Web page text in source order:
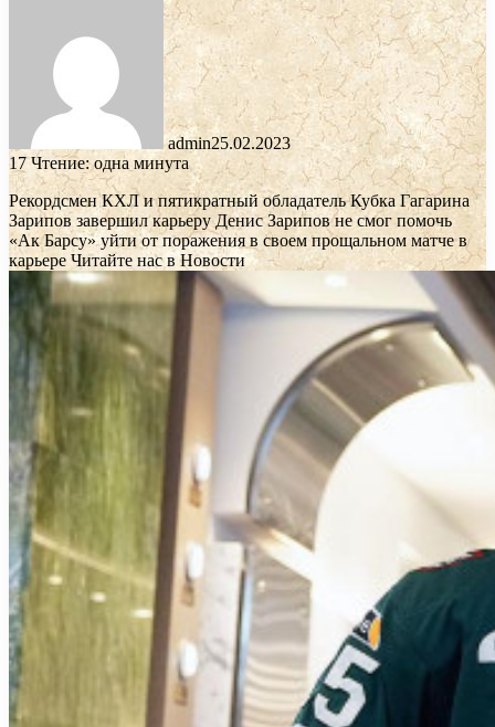
admin25.02.2023
17Чтение: одна минута
Рекордсмен КХЛ и пятикратный обладатель Кубка Гагарина
Зарипов завершил карьеруДенис Зарипов не смог помочь
«Ак Барсу» уйти от поражения в своем прощальном матче в
карьере Читайте нас в Новости